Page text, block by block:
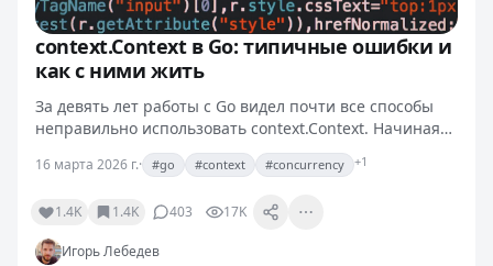
context.Context в Go: типичные ошибки и
как с ними жить
За девять лет работы с Go видел почти все способы
неправильно использовать context.Context. Начиная
от «положу-ка я туда логгер и сессию» до «почему мой
воркер не останавливается, я же передал ctx».…
16 марта 2026 г.· #go #context #concurrency +1
1.4K 1.4K 403 17K
Игорь Лебедев